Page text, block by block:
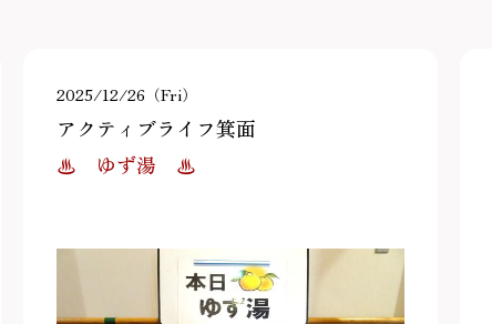
2025/12/26（Fri）
アクティブライフ箕面
♨ ゆず湯 ♨